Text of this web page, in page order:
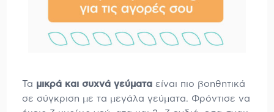
Τα μικρά και συχνά γεύματα είναι πιο βοηθητικά
σε σύγκριση με τα μεγάλα γεύματα. Φρόντισε να